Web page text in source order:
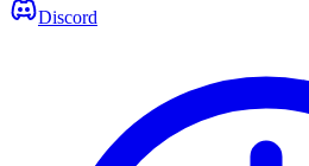
Discord